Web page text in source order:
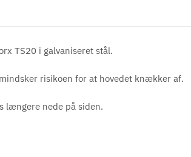
TS20 i galvaniseret stål.
risikoen for at hovedet knækker af.
længere nede på siden.